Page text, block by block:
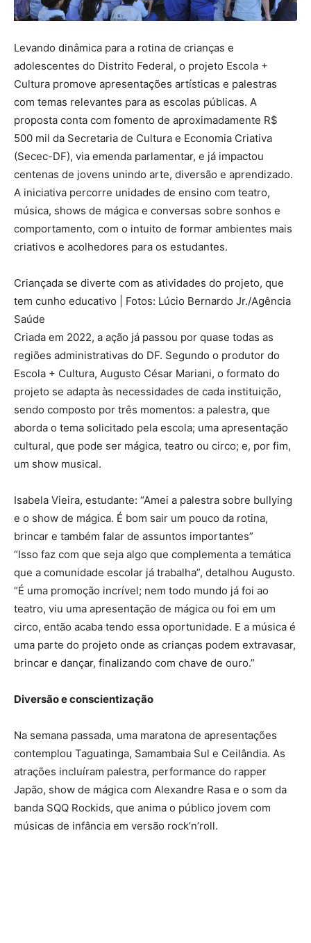
Levando dinâmica para a rotina de crianças e
adolescentes do Distrito Federal, o projeto Escola +
Cultura promove apresentações artísticas e palestras
com temas relevantes para as escolas públicas. A
proposta conta com fomento de aproximadamente R$
500 mil da Secretaria de Cultura e Economia Criativa
(Secec-DF), via emenda parlamentar, e já impactou
centenas de jovens unindo arte, diversão e aprendizado.
A iniciativa percorre unidades de ensino com teatro,
música, shows de mágica e conversas sobre sonhos e
comportamento, com o intuito de formar ambientes mais
criativos e acolhedores para os estudantes.
Criançada se diverte com as atividades do projeto, que
tem cunho educativo | Fotos: Lúcio Bernardo Jr./Agência
Saúde
Criada em 2022, a ação já passou por quase todas as
regiões administrativas do DF. Segundo o produtor do
Escola + Cultura, Augusto César Mariani, o formato do
projeto se adapta às necessidades de cada instituição,
sendo composto por três momentos: a palestra, que
aborda o tema solicitado pela escola; uma apresentação
cultural, que pode ser mágica, teatro ou circo; e, por fim,
um show musical.
Isabela Vieira, estudante: “Amei a palestra sobre bullying
e o show de mágica. É bom sair um pouco da rotina,
brincar e também falar de assuntos importantes”
“Isso faz com que seja algo que complementa a temática
que a comunidade escolar já trabalha”, detalhou Augusto.
“É uma promoção incrível; nem todo mundo já foi ao
teatro, viu uma apresentação de mágica ou foi em um
circo, então acaba tendo essa oportunidade. E a música é
uma parte do projeto onde as crianças podem extravasar,
brincar e dançar, finalizando com chave de ouro.”
Diversão e conscientização
Na semana passada, uma maratona de apresentações
contemplou Taguatinga, Samambaia Sul e Ceilândia. As
atrações incluíram palestra, performance do rapper
Japão, show de mágica com Alexandre Rasa e o som da
banda SQQ Rockids, que anima o público jovem com
músicas de infância em versão rock’n’roll.